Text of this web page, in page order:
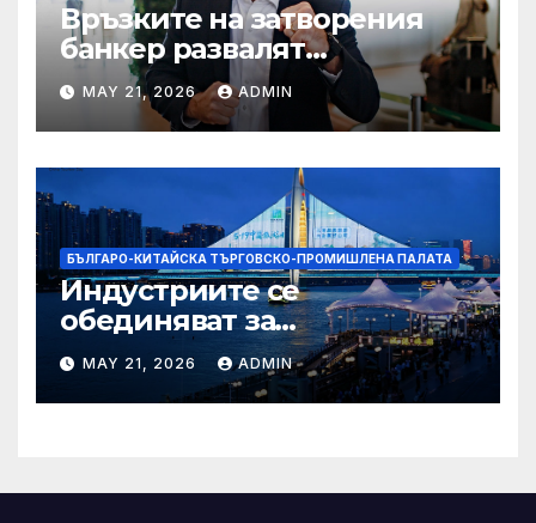
Връзките на затворения
банкер развалят
надеждите на Флавио
Болсонаро за президент на
Бразилия
MAY 21, 2026 ADMIN
БЪЛГАРО-КИТАЙСКА ТЪРГОВСКО-ПРОМИШЛЕНА ПАЛАТА
Индустриите се
обединяват за
висококачествен растеж на
културния и
туристическия сектор
MAY 21, 2026 ADMIN